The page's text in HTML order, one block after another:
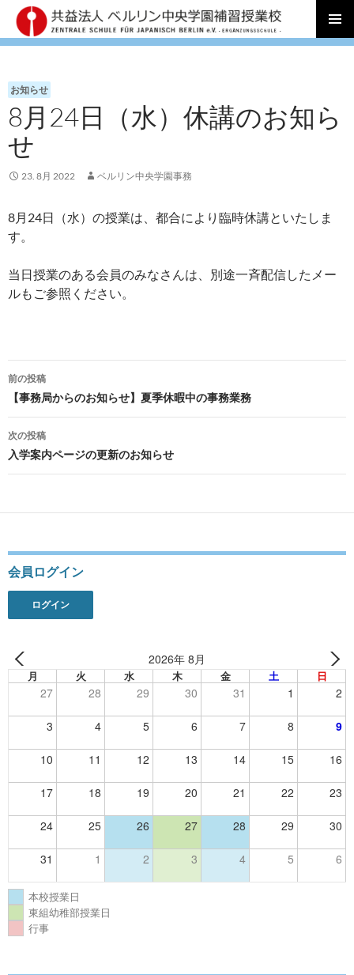
メインメ
コ
ン
ン
ツ
へ
キ
プ
お知らせ
8月24日（水）休講のお知ら
せ
23. 8月 2022 ベルリン中央学園事務
8月24日（水）の授業は、都合により臨時休講といたしま
す。
当日授業のある会員のみなさんは、別途一斉配信したメー
ルもご参照ください。
投
稿
ナ
ビ
ゲ
ー
ョ
ン
前の投稿
【事務局からのお知らせ】夏季休暇中の事務業務
次の投稿
入学案内ページの更新のお知らせ
会員ログイン
ログイン
2026年 8月
月 火 水 木 金 土 日
27 28 29 30 31 1 2
3 4 5 6 7 8 9
10 11 12 13 14 15 16
17 18 19 20 21 22 23
24 25 26 27 28 29 30
31 1 2 3 4 5 6
本校授業日
東組幼稚部授業日
行事